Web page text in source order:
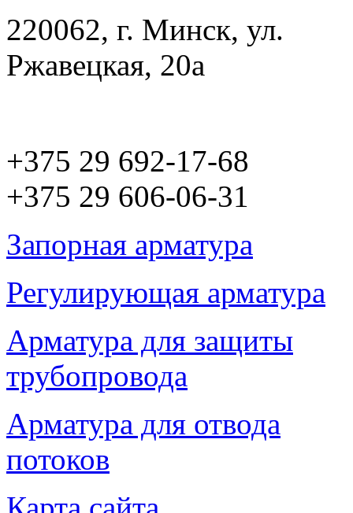
220062, г. Минск, ул.
Ржавецкая, 20а
+375 29 692-17-68
+375 29 606-06-31
Запорная арматура
Регулирующая арматура
Арматура для защиты
трубопровода
Арматура для отвода
потоков